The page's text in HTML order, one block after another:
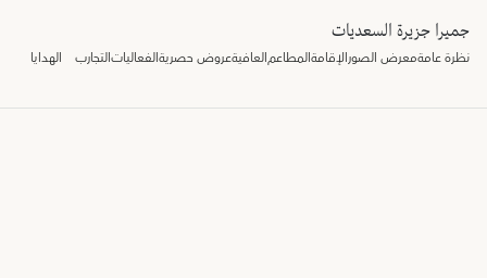
جميرا جزيرة السعديات
نظرة عامةمعرض الصورالإقامةالمطاعمالعافيةعروض حصريةالفعالياتالتجارب الهدايا